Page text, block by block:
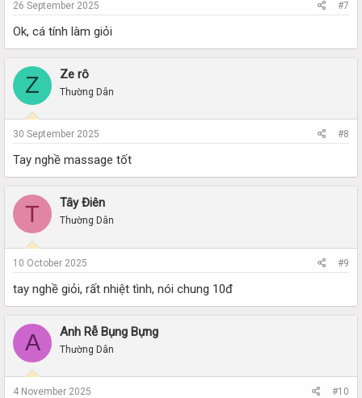
26 September 2025 #7
Ok, cá tính làm giỏi
Z Ze rô
Thường Dân
30 September 2025 #8
Tay nghề massage tốt
T Tây Điên
Thường Dân
10 October 2025 #9
tay nghề giỏi, rất nhiệt tình, nói chung 10đ
A Anh Rễ Bụng Bựng
Thường Dân
4 November 2025 #10